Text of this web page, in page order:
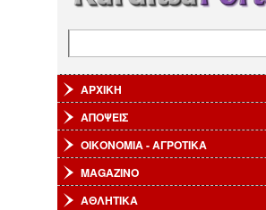
ΑΡΧΙΚΗ
ΑΠΟΨΕΙΣ
ΟΙΚΟΝΟΜΙΑ - ΑΓΡΟΤΙΚΑ
MAGAZINO
ΑΘΛΗΤΙΚΑ